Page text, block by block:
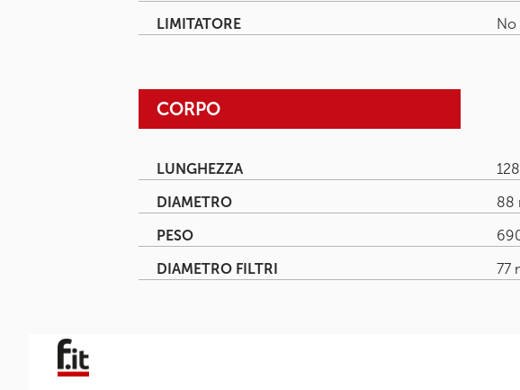
LIMITATORE
No
CORPO
LUNGHEZZA
DIAMETRO
88
PESO
DIAMETRO FILTRI
77